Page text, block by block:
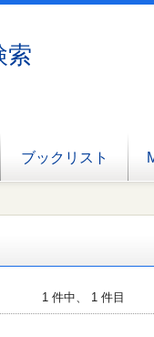
索
ブックリスト
1 件中、 1 件目